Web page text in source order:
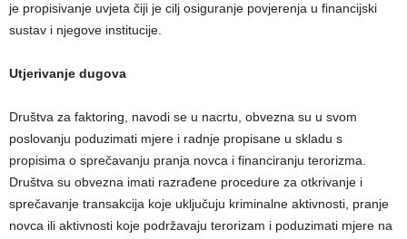
je propisivanje uvjeta čiji je cilj osiguranje povjerenja u financijski
sustav i njegove institucije.
Utjerivanje dugova
Društva za faktoring, navodi se u nacrtu, obvezna su u svom
poslovanju poduzimati mjere i radnje propisane u skladu s
propisima o sprečavanju pranja novca i financiranju terorizma.
Društva su obvezna imati razrađene procedure za otkrivanje i
sprečavanje transakcija koje uključuju kriminalne aktivnosti, pranje
novca ili aktivnosti koje podržavaju terorizam i poduzimati mjere na